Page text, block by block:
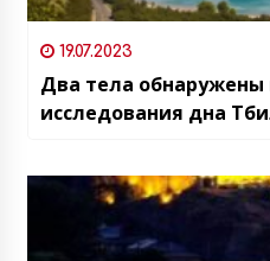
19.07.2023
Два тела обнаружены
исследования дна